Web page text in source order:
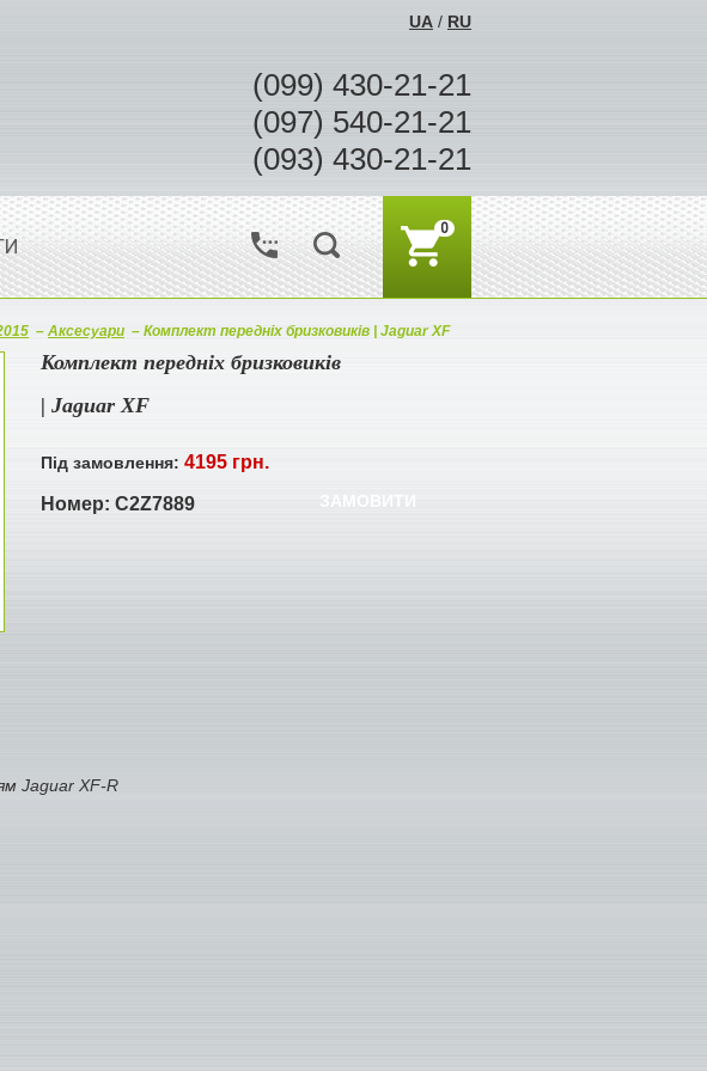
UA / RU
(099) 430-21-21
(097) 540-21-21
(093) 430-21-21
0
– Аксесуари – Комплект передніх бризковиків | Jaguar XF
Комплект передніх бризковиків
| Jaguar XF
Під замовлення: 4195 грн.
ЗАМОВИТИ
Номер: C2Z7889
Jaguar XF-R